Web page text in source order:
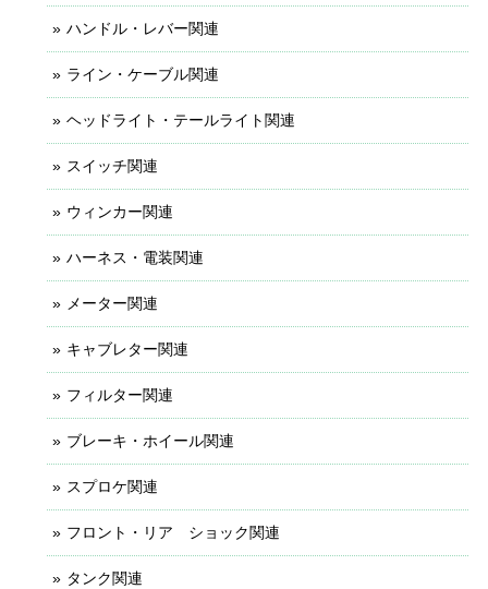
ハンドル・レバー関連
ライン・ケーブル関連
ヘッドライト・テールライト関連
スイッチ関連
ウィンカー関連
ハーネス・電装関連
メーター関連
キャブレター関連
フィルター関連
ブレーキ・ホイール関連
スプロケ関連
フロント・リア ショック関連
タンク関連